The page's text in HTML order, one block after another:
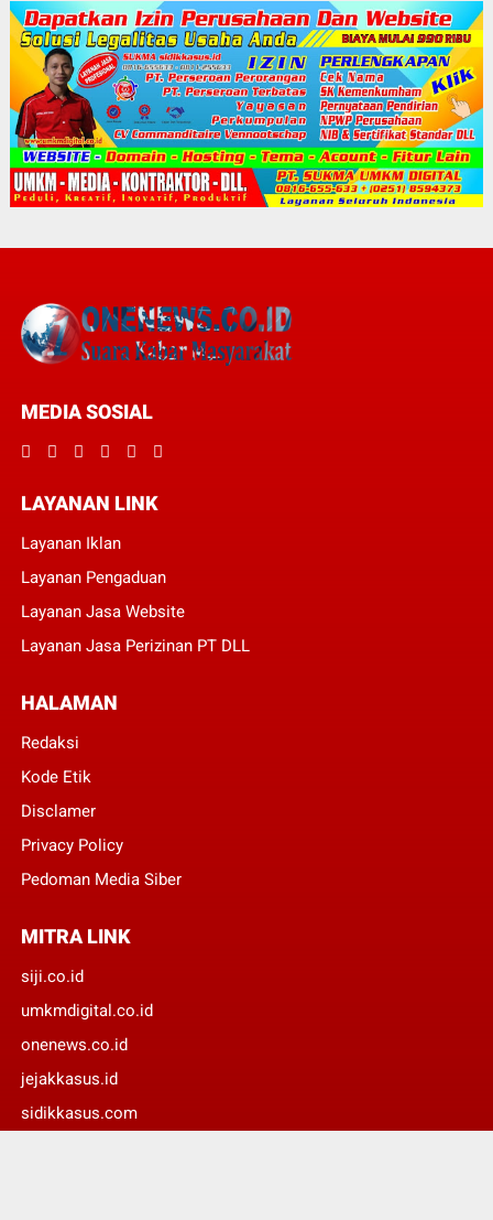
MEDIA SOSIAL
LAYANAN LINK
Layanan Iklan
Layanan Pengaduan
Layanan Jasa Website
Layanan Jasa Perizinan PT DLL
HALAMAN
Redaksi
Kode Etik
Disclamer
Privacy Policy
Pedoman Media Siber
MITRA LINK
siji.co.id
umkmdigital.co.id
onenews.co.id
jejakkasus.id
sidikkasus.com